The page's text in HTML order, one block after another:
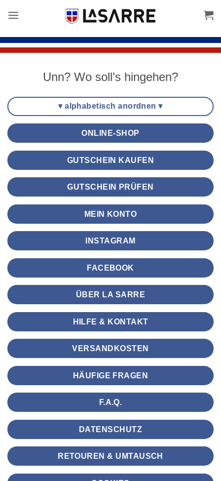
springen
Unn? Wo soll’s hingehen?
▾ alphabetisch anordnen ▾
ONLINE-SHOP
GUTSCHEIN KAUFEN
GUTSCHEIN PRÜFEN
MEIN KONTO
INSTAGRAM
FACEBOOK
ÜBER LA SARRE
HILFE & KONTAKT
VERSANDKOSTEN
HÄUFIGE FRAGEN
F.A.Q.
DATENSCHUTZ
RETOUREN & UMTAUSCH